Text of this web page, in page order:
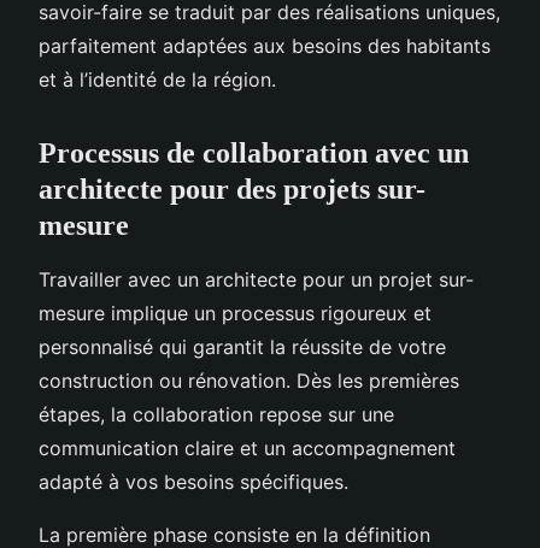
savoir-faire se traduit par des réalisations uniques,
parfaitement adaptées aux besoins des habitants
et à l’identité de la région.
Processus de collaboration avec un
architecte pour des projets sur-
mesure
Travailler avec un architecte pour un projet sur-
mesure implique un processus rigoureux et
personnalisé qui garantit la réussite de votre
construction ou rénovation. Dès les premières
étapes, la collaboration repose sur une
communication claire et un accompagnement
adapté à vos besoins spécifiques.
La première phase consiste en la définition